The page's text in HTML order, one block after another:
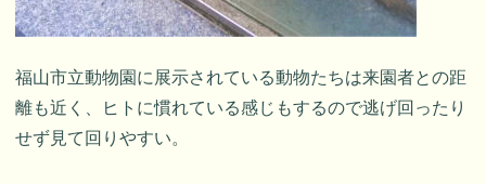
福山市立動物園に展示されている動物たちは来園者との距
離も近く、ヒトに慣れている感じもするので逃げ回ったり
せず見て回りやすい。